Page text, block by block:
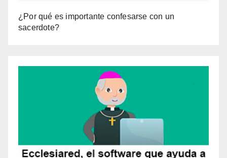
¿Por qué es importante confesarse con un
sacerdote?